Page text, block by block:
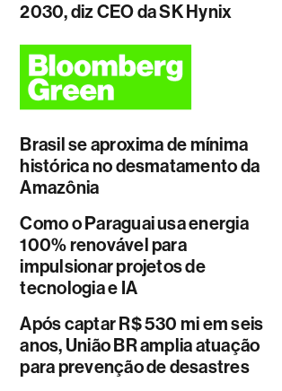
2030, diz CEO da SK Hynix
Brasil se aproxima de mínima
histórica no desmatamento da
Amazônia
Como o Paraguai usa energia
100% renovável para
impulsionar projetos de
tecnologia e IA
Após captar R$ 530 mi em seis
anos, União BR amplia atuação
para prevenção de desastres